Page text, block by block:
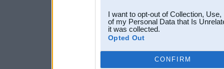
I want to opt-out of Collection,
of my Personal Data that Is
it was collected.
Opted Out
CONFIRM